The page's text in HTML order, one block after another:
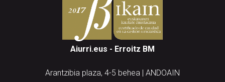
Aiurri.eus - Erroitz BM
Arantzibia plaza, 4-5 behea | ANDOAIN